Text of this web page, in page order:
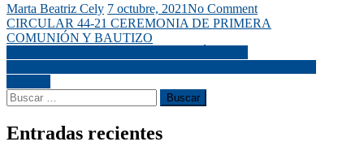
Marta Beatriz Cely 7 octubre, 2021No Comment
CIRCULAR 44-21 CEREMONIA DE PRIMERA
COMUNIÓN Y BAUTIZO
Entradas recientes